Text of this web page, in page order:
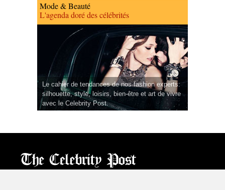
Mode & Beauté
L'agenda doré des célébrités
Le cahier de tendances de nos fashion experts:
silhouette, style, loisirs, bien-être et art de vivre
avec le Celebrity Post.